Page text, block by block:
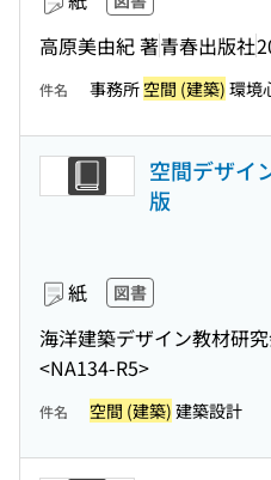
高原美由紀 著青春出版社
件名 事務所 空間 (建築) 環境
空間デザイ
版
紙 図書
海洋建築デザイン教材研
<NA134-R5>
件名 空間 (建築) 建築設計